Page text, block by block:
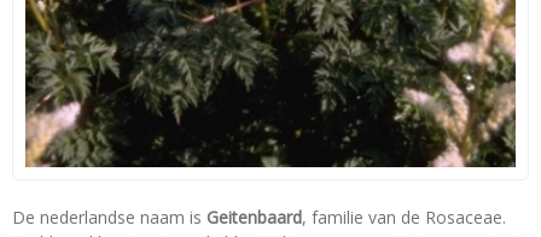
De nederlandse naam is Geitenbaard, familie van de Rosaceae.